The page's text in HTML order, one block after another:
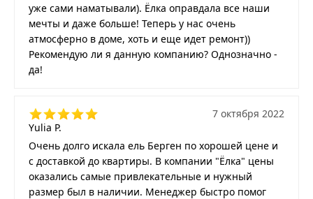
уже сами наматывали). Ёлка оправдала все наши
мечты и даже больше! Теперь у нас очень
атмосферно в доме, хоть и еще идет ремонт))
Рекомендую ли я данную компанию? Однозначно -
да!
Yulia P.
7 октября 2022
Очень долго искала ель Берген по хорошей цене и
с доставкой до квартиры. В компании "Ёлка" цены
оказались самые привлекательные и нужный
размер был в наличии. Менеджер быстро помог